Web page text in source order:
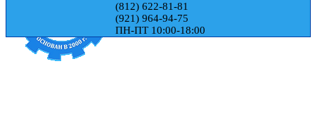
(812) 622-81-81
(921) 964-94-75
ПН-ПТ 10:00-18:00